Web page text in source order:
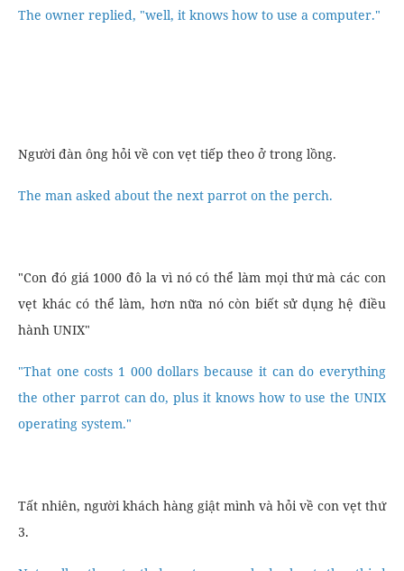
The owner replied, "well, it knows how to use a computer."
Người đàn ông hỏi về con vẹt tiếp theo ở trong lồng.
The man asked about the next parrot on the perch.
"Con đó giá 1000 đô la vì nó có thể làm mọi thứ mà các con
vẹt khác có thể làm, hơn nữa nó còn biết sử dụng hệ điều
hành UNIX"
"That one costs 1 000 dollars because it can do everything
the other parrot can do, plus it knows how to use the UNIX
operating system."
Tất nhiên, người khách hàng giật mình và hỏi về con vẹt thứ
3.